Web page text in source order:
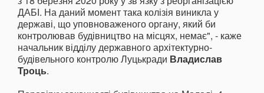
ДАБІ. На даний момент така колізія виникла у
державі, що уповноваженого органу, який би
контролював будівництво на місцях, немає", - каже
начальник відділу державного архітектурно-
будівельного контролю Луцькради Владислав
Троць.